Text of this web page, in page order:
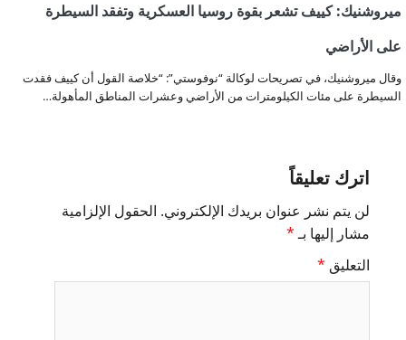
ميروشنيك: كييف تشعر بقوة روسيا العسكرية وتفقد السيطرة
على الأراضي
وقال ميروشنيك، في تصريحات لوكالة “نوفوستي”: “خلاصة القول أن كييف فقدت
السيطرة على مئات الكيلومترات من الأراضي وعشرات المناطق المأهولة…
اترك تعليقاً
لن يتم نشر عنوان بريدك الإلكتروني. الحقول الإلزامية
مشار إليها بـ*
التعليق *